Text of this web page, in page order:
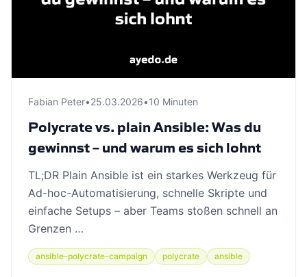
Fabian Peter•25.03.2026•10 Minuten
Polycrate vs. plain Ansible: Was du
gewinnst – und warum es sich lohnt
TL;DR Plain Ansible ist ein starkes Werkzeug für
Ad-hoc-Automatisierung, schnelle Skripte und
einfache Setups – aber Teams stoßen schnell an
Grenzen …
ansible-polycrate-campaign polycrate ansible